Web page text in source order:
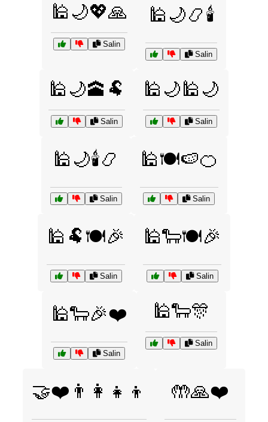
🕌🌙💖🙏
Salin
🕌🌙📿🕯️
Salin
🕌🌙🕋🐏
Salin
🕌🌙🕌🌙
Salin
🕌🌙🕯️📿
Salin
🕌🍽️🍉🍊
Salin
🕌🐏🍽️🎉
Salin
🕌🐑🍽️🎉
Salin
🕌🐑🎉❤️
Salin
🕌🐑🎊
Salin
🤝❤️👨‍👩‍👧‍👦 🤲🙏❤️